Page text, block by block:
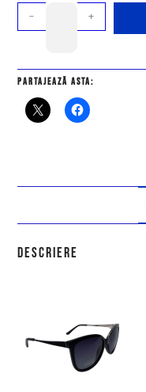
- +
Partajează asta:
Descriere